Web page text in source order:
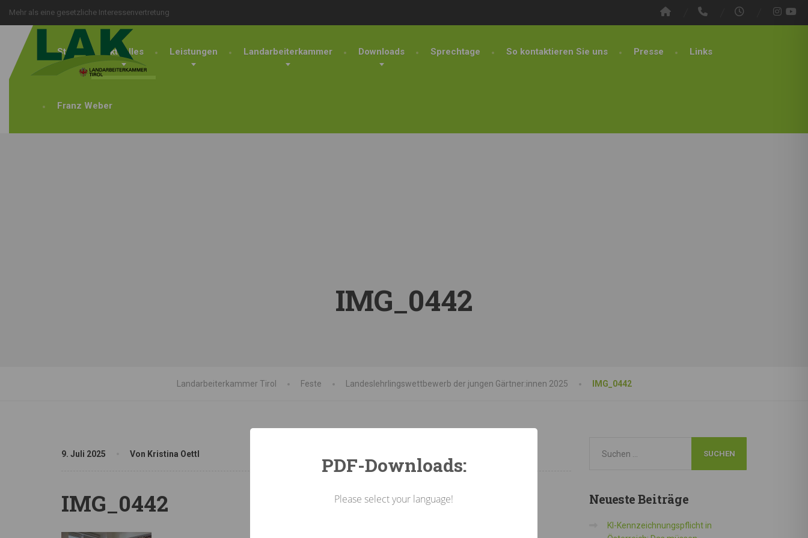
Mehr als eine gesetzliche Interessenvertretung
Start Aktuelles Leistungen Landarbeiterkammer Downloads Sprechtage So kontaktieren Sie uns Presse Links
Franz Weber
IMG_0442
Landarbeiterkammer Tirol Feste Landeslehrlingswettbewerb der jungen Gärtner:innen 2025 IMG_0442
9. Juli 2025 Von Kristina Oettl
IMG_0442 NeuesteBeiträge
KI-Kennzeichnungspflicht in
PDF-Downloads:
Please select your language!